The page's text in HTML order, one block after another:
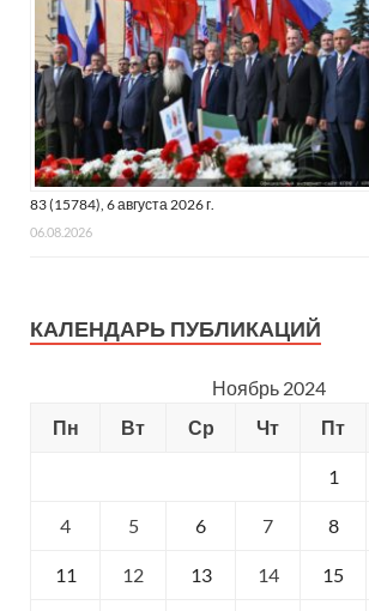
83 (15784), 6 августа 2026 г.
06.08.2026
КАЛЕНДАРЬ ПУБЛИКАЦИЙ
Ноябрь 2024
Пн
Вт Ср Чт Пт
1
4 5 6 7 8
11 12 13 14 15